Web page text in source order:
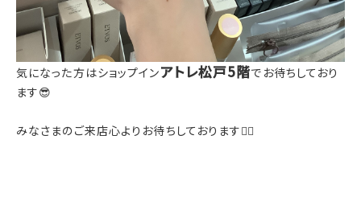
気になった方はショップインアトレ松戸5階でお待ちしており
ます😎
みなさまのご来店心よりお待ちしております🙇‍♀️